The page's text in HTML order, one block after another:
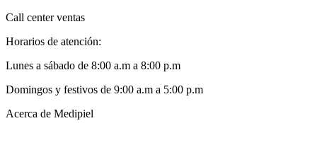
Call center ventas
Horarios de atención:
Lunes a sábado de 8:00 a.m a 8:00 p.m
Domingos y festivos de 9:00 a.m a 5:00 p.m
Acerca de Medipiel